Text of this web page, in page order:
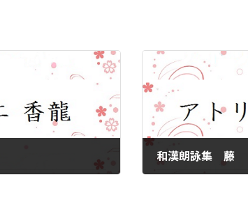
和漢朗詠集 藤